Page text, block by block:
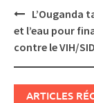
Post
navigation
L’Ouganda
et l’eau pour
contre le VIH/
ARTICLES